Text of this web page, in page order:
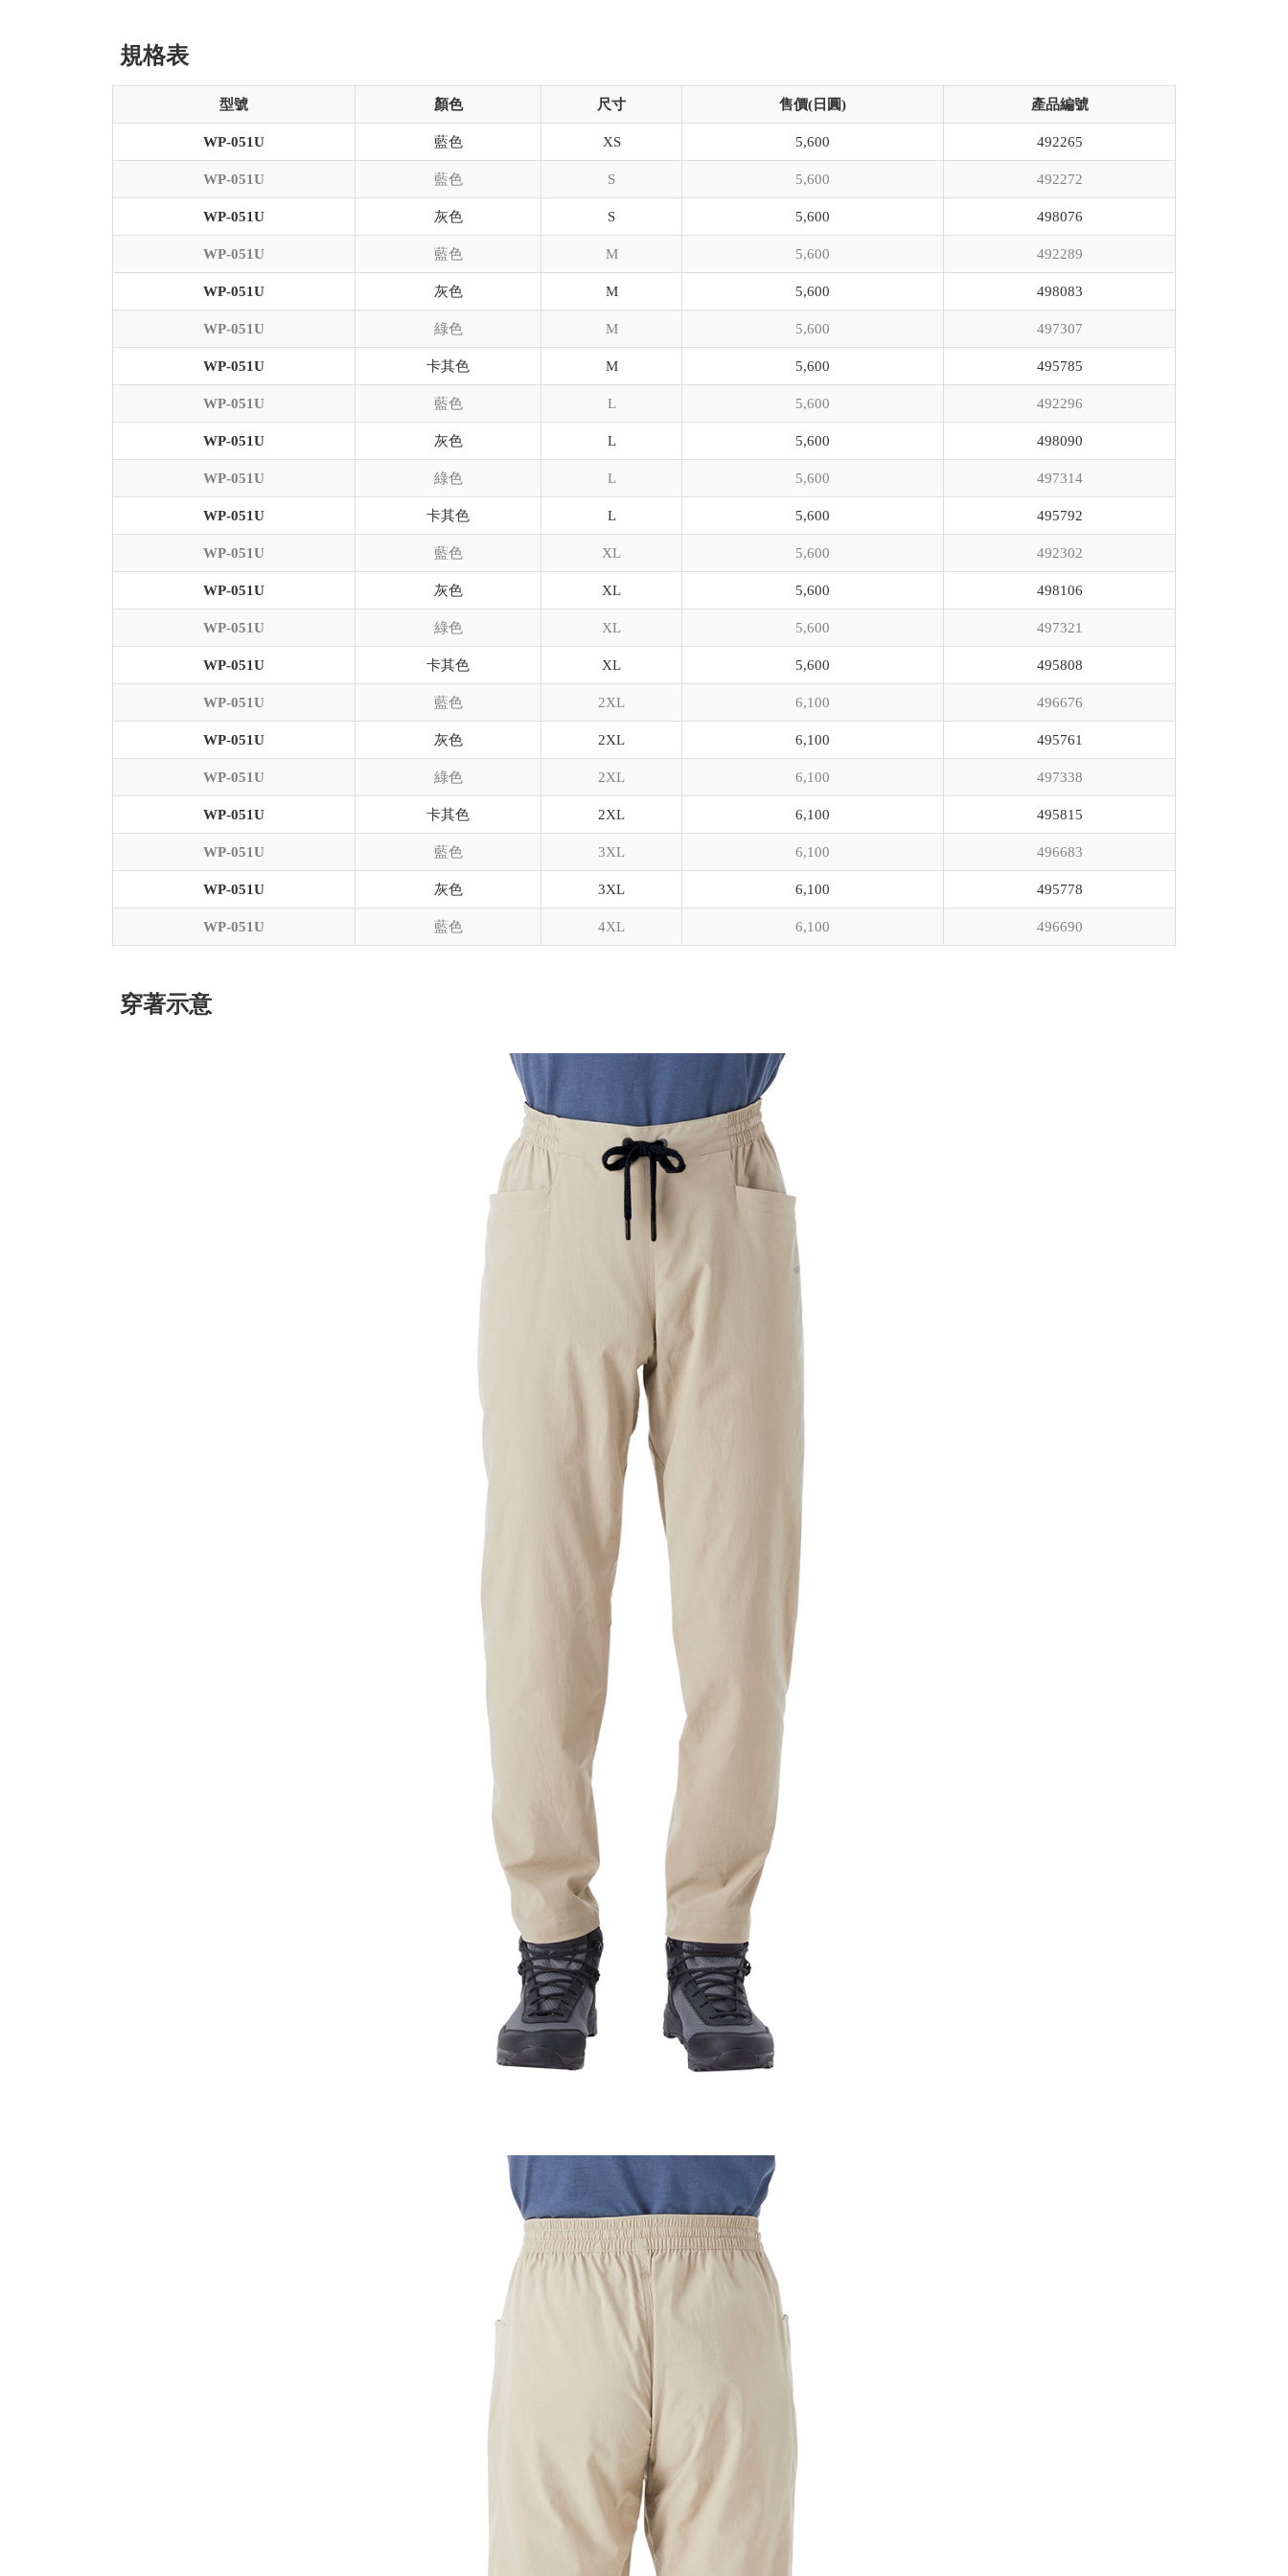
規格表
型號 顏色 尺寸 售價(日圓) 產品編號
WP-051U 藍色 XS 5,600 492265
WP-051U 藍色 S 5,600 492272
WP-051U 灰色 S 5,600 498076
WP-051U 藍色 M 5,600 492289
WP-051U 灰色 M 5,600 498083
WP-051U 綠色 M 5,600 497307
WP-051U 卡其色 M 5,600 495785
WP-051U 藍色 L 5,600 492296
WP-051U 灰色 L 5,600 498090
WP-051U 綠色 L 5,600 497314
WP-051U 卡其色 L 5,600 495792
WP-051U 藍色 XL 5,600 492302
WP-051U 灰色 XL 5,600 498106
WP-051U 綠色 XL 5,600 497321
WP-051U 卡其色 XL 5,600 495808
WP-051U 藍色 2XL 6,100 496676
WP-051U 灰色 2XL 6,100 495761
WP-051U 綠色 2XL 6,100 497338
WP-051U 卡其色 2XL 6,100 495815
WP-051U 藍色 3XL 6,100 496683
WP-051U 灰色 3XL 6,100 495778
WP-051U 藍色 4XL 6,100 496690
穿著示意